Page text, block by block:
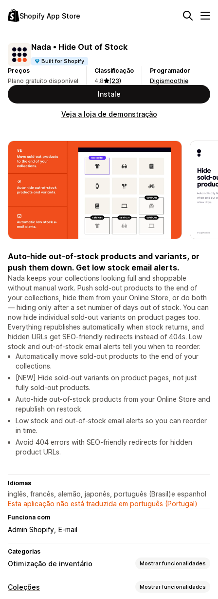
Shopify App Store
Nada • Hide Out of Stock
Built for Shopify
Preços
Plano gratuito disponível
Classificação
4,8
(23)
Programador
Digismoothie
Instale
Veja a loja de demonstração
Auto-hide out-of-stock products and variants, or
push them down. Get low stock email alerts.
Nada keeps your collections looking full and shoppable
without manual work. Push sold-out products to the end of
your collections, hide them from your Online Store, or do both
— hiding only after a set number of days out of stock. You can
now hide individual sold-out variants on product pages too.
Everything republishes automatically when stock returns, and
hidden URLs get SEO-friendly redirects instead of 404s. Low
stock and out-of-stock email alerts tell you when to reorder.
Automatically move sold-out products to the end of your
collections.
[NEW] Hide sold-out variants on product pages, not just
fully sold-out products.
Auto-hide out-of-stock products from your Online Store and
republish on restock.
Low stock and out-of-stock email alerts so you can reorder
in time.
Avoid 404 errors with SEO-friendly redirects for hidden
product URLs.
Idiomas
inglês, francês, alemão, japonês, português (Brasil)e espanhol
Esta aplicação não está traduzida em português (Portugal)
Funciona com
Admin Shopify E-mail
Categorias
Otimização de inventário Mostrar funcionalidades
Gestão de inventário
Coleções Mostrar funcionalidades